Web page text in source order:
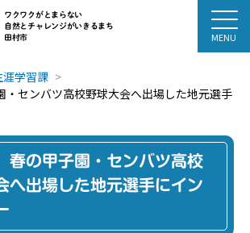
ワクワクがとまらない
自然とチャレンジがいきるまち
田村市
涯学習課
・センバツ高校野球大会へ出場した地元選手
春の甲子園・センバツ高校
へ出場した地元選手にイン